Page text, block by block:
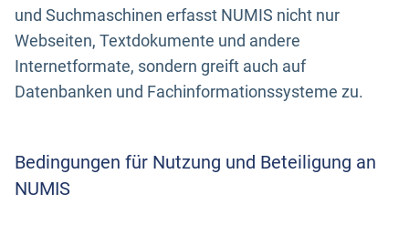
und Suchmaschinen erfasst NUMIS nicht nur
Webseiten, Textdokumente und andere
Internetformate, sondern greift auch auf
Datenbanken und Fachinformationssysteme zu.
Bedingungen für Nutzung und Beteiligung an
NUMIS